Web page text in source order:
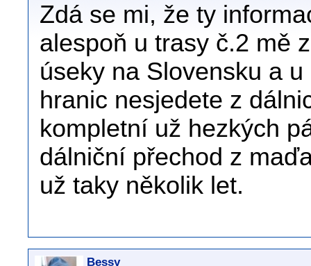
Zdá se mi, že ty
alespoň u trasy č.2 mě
úseky na Slovensku a
hranic nesjedete z
kompletní už hezkých
dálniční přechod z
už taky několik let.
Bessy